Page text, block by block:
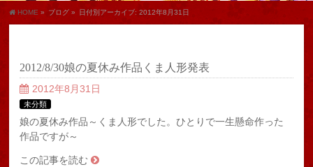
HOME » ブログ » 日付別アーカイブ: 2012年8月31日
2012/8/30娘の夏休み作品くま人形発表
2012年8月31日
未分類
娘の夏休み作品～くま人形でした。ひとりで一生懸命作った
作品ですが～
この記事を読む